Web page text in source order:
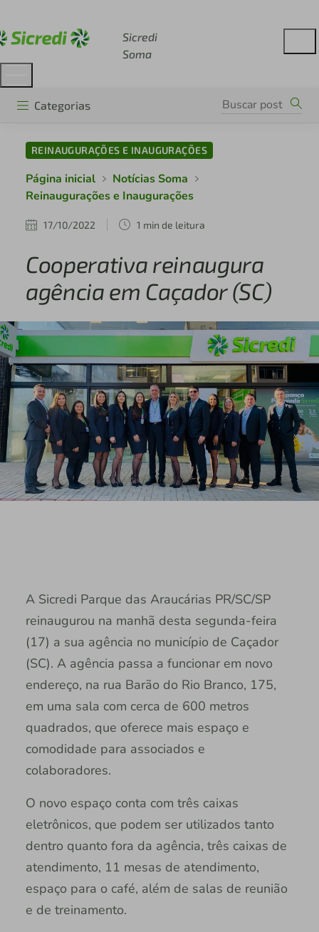
Sicredi
Soma
Categorias
REINAUGURAÇÕES E INAUGURAÇÕES
Página inicial
Notícias Soma
Reinaugurações e Inaugurações
17/10/2022 1 min de leitura
Cooperativa reinaugura
agência em Caçador (SC)
A Sicredi Parque das Araucárias PR/SC/SP
reinaugurou na manhã desta segunda-feira
(17) a sua agência no município de Caçador
(SC). A agência passa a funcionar em novo
endereço, na rua Barão do Rio Branco, 175,
em uma sala com cerca de 600 metros
quadrados, que oferece mais espaço e
comodidade para associados e
colaboradores.
O novo espaço conta com três caixas
eletrônicos, que podem ser utilizados tanto
dentro quanto fora da agência, três caixas de
atendimento, 11 mesas de atendimento,
espaço para o café, além de salas de reunião
e de treinamento.